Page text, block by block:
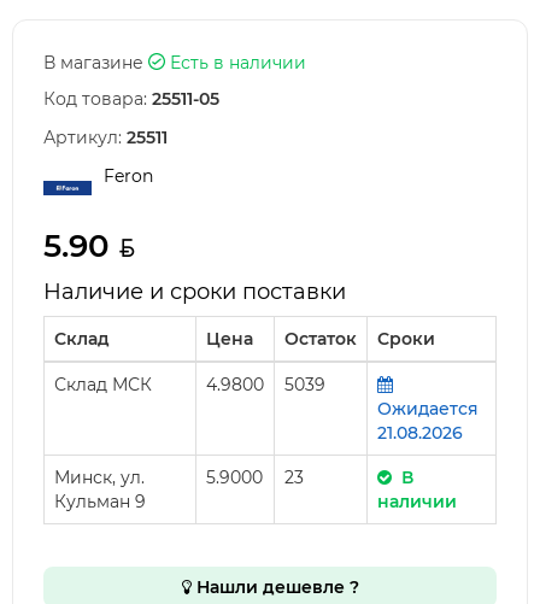
В магазине
Есть в наличии
Код товара: 25511-05
Артикул: 25511
Feron
5.90
Наличие и сроки поставки
Склад Цена Остаток Сроки
Склад МСК 4.9800
5039
Ожидается
21.08.2026
Минск, ул.
Кульман 9
5.9000 23
В
наличии
Нашли дешевле ?